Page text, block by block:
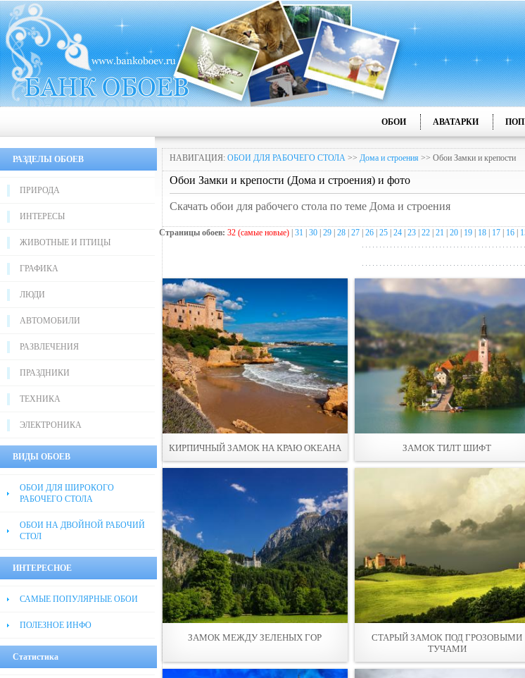
ОБОИ АВАТАРКИ
РАЗДЕЛЫ ОБОЕВ
ПРИРОДА
ИНТЕРЕСЫ
ЖИВОТНЫЕ И ПТИЦЫ
ГРАФИКА
ЛЮДИ
АВТОМОБИЛИ
РАЗВЛЕЧЕНИЯ
ПРАЗДНИКИ
ТЕХНИКА
ЭЛЕКТРОНИКА
ВИДЫ ОБОЕВ
ОБОИ ДЛЯ ШИРОКОГО
РАБОЧЕГО СТОЛА
ОБОИ НА ДВОЙНОЙ РАБОЧИЙ
СТОЛ
ИНТЕРЕСНОЕ
САМЫЕ ПОПУЛЯРНЫЕ ОБОИ
ПОЛЕЗНОЕ ИНФО
Статистика
НАВИГАЦИЯ: ОБОИ ДЛЯ РАБОЧЕГО СТОЛА >> Дома и строения >> Обои Замки и крепости
Обои Замки и крепости (Дома и строения) и фото
Скачать обои для рабочего стола по теме Дома и строения
Страницы обоев: 32 (самые новые) 31 30 29 28 27 26 25 24 23 22 21 20 19 18 17 16
КИРПИЧНЫЙ ЗАМОК НА КРАЮ ОКЕАНА ЗАМОК ТИЛТ ШИФТ
ЗАМОК МЕЖДУ ЗЕЛЕНЫХ ГОР
СТАРЫЙ ЗАМОК ПОД ГРОЗОВЫМИ
ТУЧАМИ